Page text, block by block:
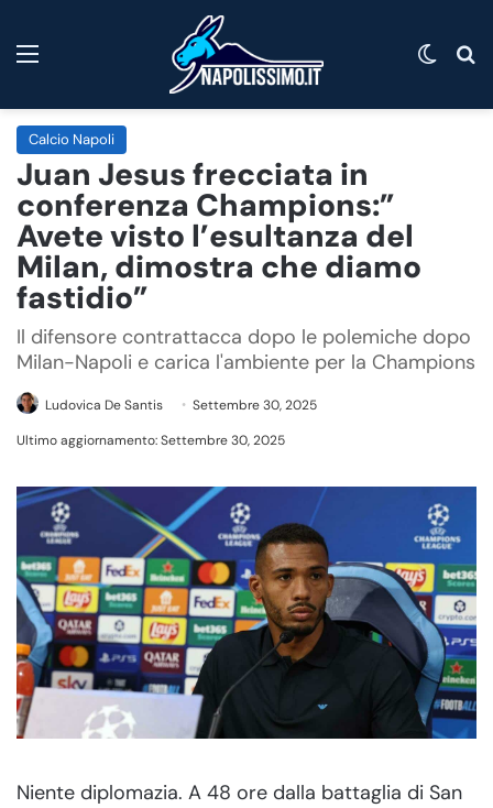
Calcio Napoli
Juan Jesus frecciata in
conferenza Champions:”
Avete visto l’esultanza del
Milan, dimostra che diamo
fastidio”
Il difensore contrattacca dopo le polemiche dopo
Milan-Napoli e carica l'ambiente per la Champions
Ludovica De Santis
Settembre 30, 2025
Ultimo aggiornamento: Settembre 30, 2025
Niente diplomazia. A 48 ore dalla battaglia di San